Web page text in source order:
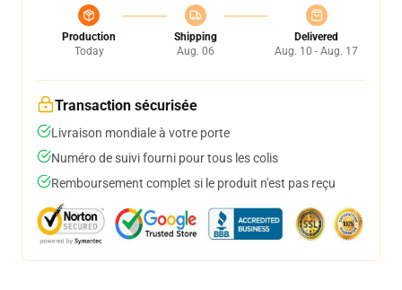
Production
Today
Shipping
Aug. 06
Delivered
Aug. 10 - Aug. 17
Transaction sécurisée
Livraison mondiale à votre porte
Numéro de suivi fourni pour tous les colis
Remboursement complet si le produit n'est pas reçu